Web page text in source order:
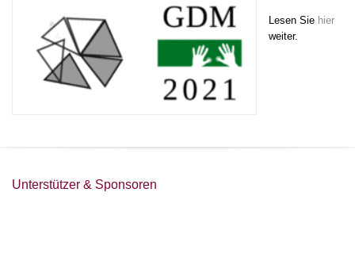
Lesen Sie hier
weiter.
Unterstützer & Sponsoren